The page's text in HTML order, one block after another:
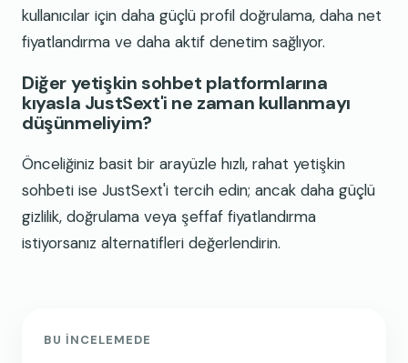
kullanıcılar için daha güçlü profil doğrulama, daha net
fiyatlandırma ve daha aktif denetim sağlıyor.
Diğer yetişkin sohbet platformlarına
kıyasla JustSext'i ne zaman kullanmayı
düşünmeliyim?
Önceliğiniz basit bir arayüzle hızlı, rahat yetişkin
sohbeti ise JustSext'i tercih edin; ancak daha güçlü
gizlilik, doğrulama veya şeffaf fiyatlandırma
istiyorsanız alternatifleri değerlendirin.
BU INCELEMEDE